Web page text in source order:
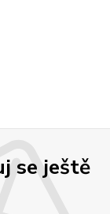
se ještě